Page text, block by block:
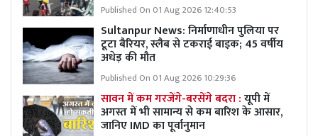
Published On 01 Aug 2026 12:40:53
Sultanpur News: निर्माणाधीन पुलिया पर
टूटा बैरियर, स्लैब से टकराई बाइक; 45 वर्षीय
अधेड़ की मौत
Published On 01 Aug 2026 10:29:36
सावन में कम गरजेंगे-बरसेंगे बदरा :यूपी में
अगस्त में भी सामान्य से कम बारिश के आसार,
जानिए IMD का पूर्वानुमान